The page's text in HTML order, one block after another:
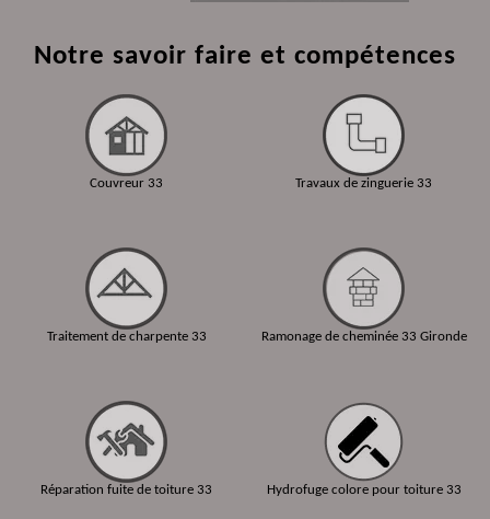
Notre savoir faire et compétences
Couvreur 33
Traitement de charpente 33
Réparation fuite de toiture 33
Travaux de zinguerie 33
Ramonage de cheminée 33 Gironde
Hydrofuge colore pour toiture 33